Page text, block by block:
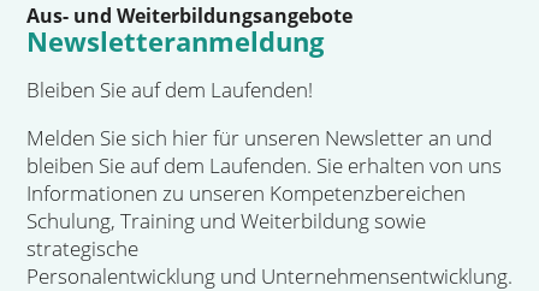
Aus- und Weiterbildungsangebote
Newsletteranmeldung
Bleiben Sie auf dem Laufenden!
Melden Sie sich hier für unseren Newsletter an und
bleiben Sie auf dem Laufenden. Sie erhalten von uns
Informationen zu unseren Kompetenzbereichen
Schulung, Training und Weiterbildung sowie
strategische
Personalentwicklung und Unternehmensentwicklung.